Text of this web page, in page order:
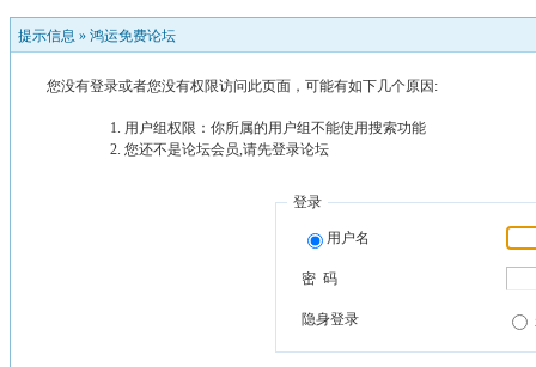
提示信息 » 鸿运免费论坛
您没有登录或者您没有权限访问此页面，可能有如下几个原因:
用户组权限：你所属的用户组不能使用搜索功能
您还不是论坛会员,请先登录论坛
登录
用户名
密 码
隐身登录